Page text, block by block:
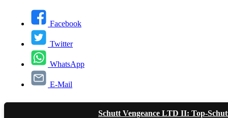
Facebook
Twitter
WhatsApp
E-Mail
Schutt Vengeance LTD II: Top-